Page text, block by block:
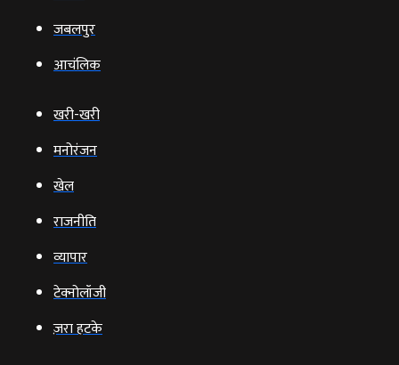
जबलपुर
आचंलिक
खरी-खरी
मनोरंजन
खेल
राजनीति
व्‍यापार
टेक्‍नोलॉजी
ज़रा हटके